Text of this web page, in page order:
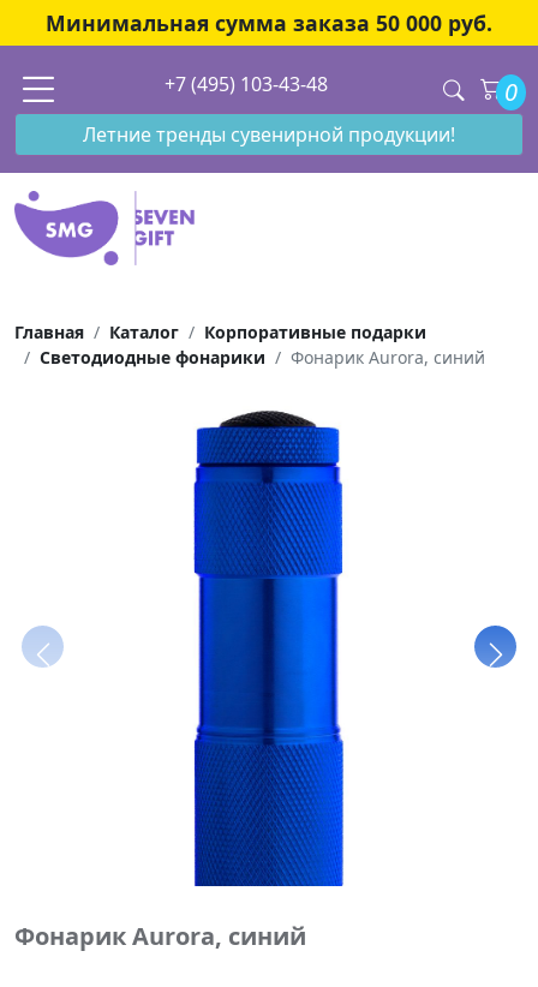
Минимальная сумма заказа 50 000 руб.
+7 (495) 103-43-48 0
Летние тренды сувенирной продукции!
Главная Каталог
Корпоративные подарки
Светодиодные фонарики
Фонарик Aurora, синий
Фонарик Aurora, синий